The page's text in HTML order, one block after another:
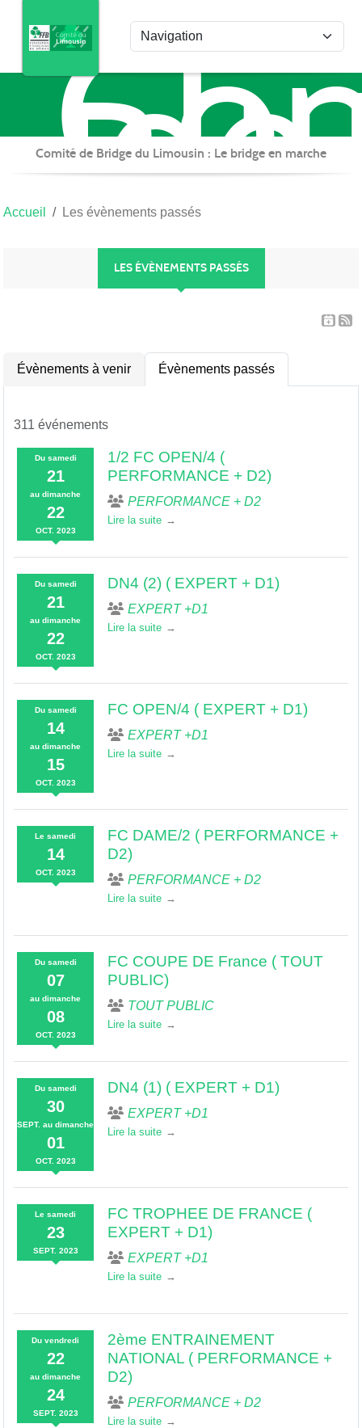
de
du
Comité de Bridge du Limousin : Le bridge en marche
Accueil Les évènements passés
LES ÉVÈNEMENTS PASSÉS
Évènements à venir Évènements passés
311 événements
Du samedi
21
audimanche
22
OCT. 2023
1/2 FC OPEN/4 (
PERFORMANCE + D2)
PERFORMANCE + D2
Lire la suite
Du samedi
21
audimanche
22
OCT. 2023
DN4 (2) ( EXPERT + D1)
EXPERT +D1
Lire la suite
Du samedi
14
audimanche
15
OCT. 2023
FC OPEN/4 ( EXPERT + D1)
EXPERT +D1
Lire la suite
Lesamedi
14
OCT. 2023
FC DAME/2 ( PERFORMANCE +
D2)
PERFORMANCE + D2
Lire la suite
Du samedi
07
audimanche
08
OCT. 2023
FC COUPE DE France ( TOUT
PUBLIC)
TOUT PUBLIC
Lire la suite
Du samedi
30
SEPT. audimanche
01
OCT. 2023
DN4 (1) ( EXPERT + D1)
EXPERT +D1
Lire la suite
Lesamedi
23
SEPT. 2023
FC TROPHEE DE FRANCE (
EXPERT + D1)
EXPERT +D1
Lire la suite
Duvendredi
22
audimanche
24
SEPT. 2023
2ème ENTRAINEMENT
NATIONAL ( PERFORMANCE +
D2)
PERFORMANCE + D2
Lire la suite